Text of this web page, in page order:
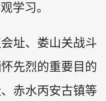
学习。
址、娄山关战斗
先烈的重要目的
赤水丙安古镇等